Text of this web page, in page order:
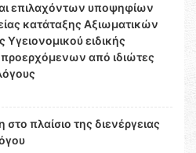
επιλαχόντων υποψηφίων
κατάταξης Αξιωματικών
ειδικής
από ιδιώτες
πλαίσιο της διενέργειας